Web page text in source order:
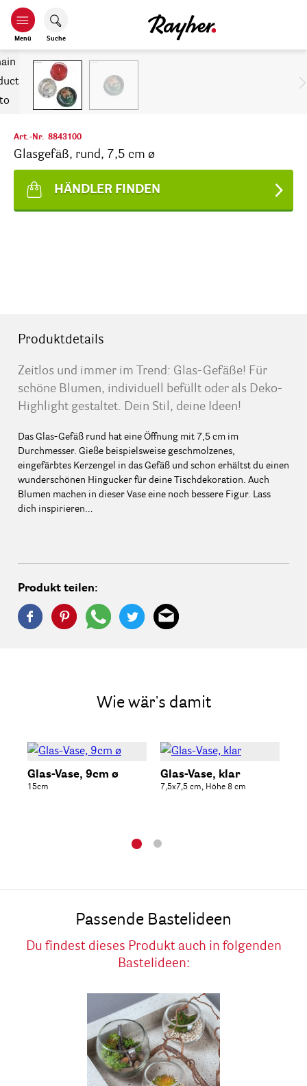
Menü Suche
Art.-Nr. 8843100
Glasgefäß, rund, 7,5 cm ø
HÄNDLER FINDEN
Produktdetails
Zeitlos und immer im Trend: Glas-Gefäße! Für
schöne Blumen, individuell befüllt oder als Deko-
Highlight gestaltet. Dein Stil, deine Ideen!
Das Glas-Gefäß rund hat eine Öffnung mit 7,5 cm im
Durchmesser. Gieße beispielsweise geschmolzenes,
eingefärbtes Kerzengel in das Gefäß und schon erhältst du einen
wunderschönen Hingucker für deine Tischdekoration. Auch
Blumen machen in dieser Vase eine noch bessere Figur. Lass
dich inspirieren…
Produkt teilen:
Wie wär's damit
Glas-Vase, 9cm ø
15cm
Glas-Vase, klar
7,5x7,5 cm, Höhe 8 cm
Passende Bastelideen
Du findest dieses Produkt auch in folgenden
Bastelideen: